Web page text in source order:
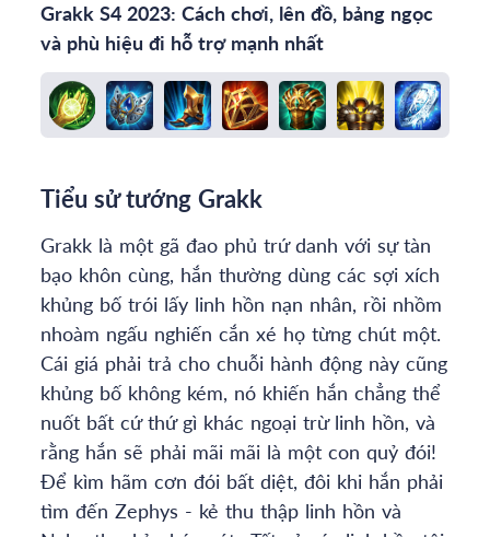
Grakk S4 2023: Cách chơi, lên đồ, bảng ngọc
và phù hiệu đi hỗ trợ mạnh nhất
Tiểu sử tướng Grakk
Grakk là một gã đao phủ trứ danh với sự tàn
bạo khôn cùng, hắn thường dùng các sợi xích
khủng bố trói lấy linh hồn nạn nhân, rồi nhồm
nhoàm ngấu nghiến cắn xé họ từng chút một.
Cái giá phải trả cho chuỗi hành động này cũng
khủng bố không kém, nó khiến hắn chẳng thể
nuốt bất cứ thứ gì khác ngoại trừ linh hồn, và
rằng hắn sẽ phải mãi mãi là một con quỷ đói!
Để kìm hãm cơn đói bất diệt, đôi khi hắn phải
tìm đến Zephys - kẻ thu thập linh hồn và